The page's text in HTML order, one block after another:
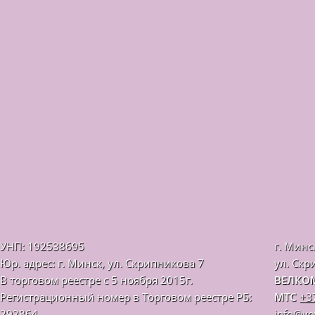
УНП: 192538695
Юр. адрес: г. Минск, ул. Скрипникова 7
В торговом реестре с 5 ноября 2015г.
Регистрационный номер в Торговом реестре РБ:
г.
ул.
МТС